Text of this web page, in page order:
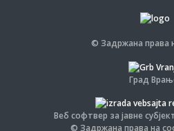
© Задржана права
Град
Веб софтвер за јавне
© Задржана права на